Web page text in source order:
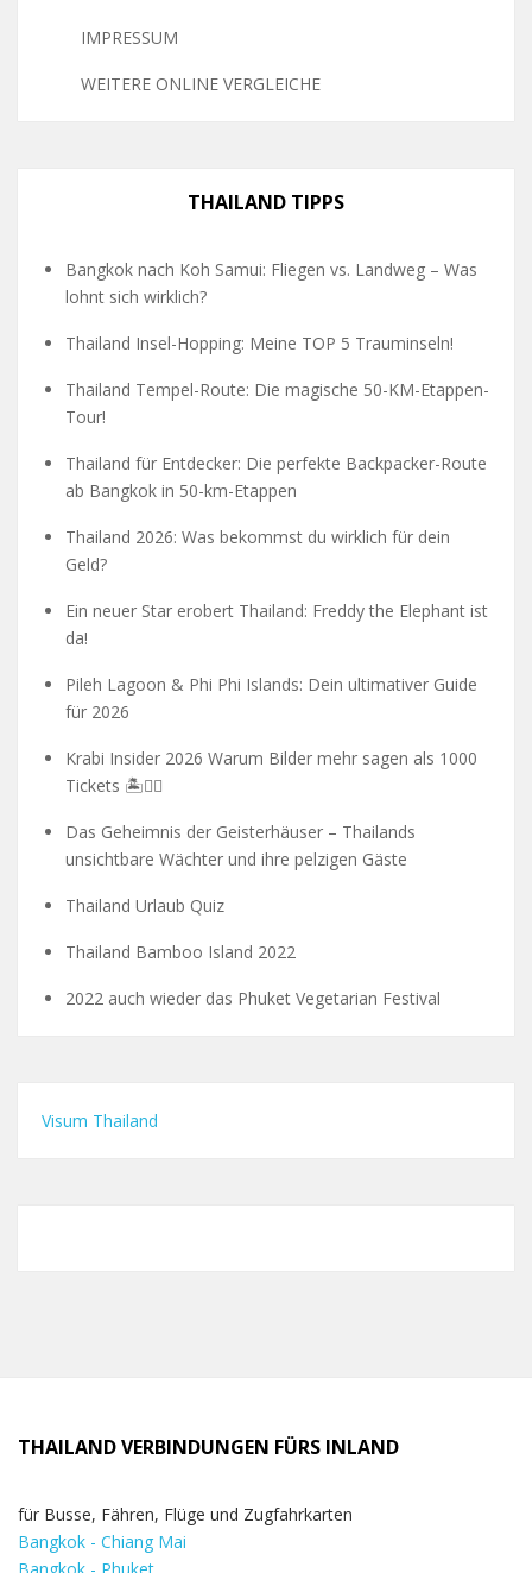
IMPRESSUM
WEITERE ONLINE VERGLEICHE
THAILAND TIPPS
Bangkok nach Koh Samui: Fliegen vs. Landweg – Was
lohnt sich wirklich?
Thailand Insel-Hopping: Meine TOP 5 Trauminseln!
Thailand Tempel-Route: Die magische 50-KM-Etappen-
Tour!
Thailand für Entdecker: Die perfekte Backpacker-Route
ab Bangkok in 50-km-Etappen
Thailand 2026: Was bekommst du wirklich für dein
Geld?
Ein neuer Star erobert Thailand: Freddy the Elephant ist
da!
Pileh Lagoon & Phi Phi Islands: Dein ultimativer Guide
für 2026
Krabi Insider 2026 Warum Bilder mehr sagen als 1000
Tickets 🏝️🧗‍♂️
Das Geheimnis der Geisterhäuser – Thailands
unsichtbare Wächter und ihre pelzigen Gäste
Thailand Urlaub Quiz
Thailand Bamboo Island 2022
2022 auch wieder das Phuket Vegetarian Festival
Visum Thailand
THAILAND VERBINDUNGEN FÜRS INLAND
für Busse, Fähren, Flüge und Zugfahrkarten
Bangkok - Chiang Mai